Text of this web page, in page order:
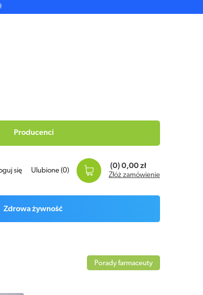
Producenci
się Ulubione (0)
(0)0,00 zł
Złóż zamówienie
Zdrowa żywność
Porady farmaceuty